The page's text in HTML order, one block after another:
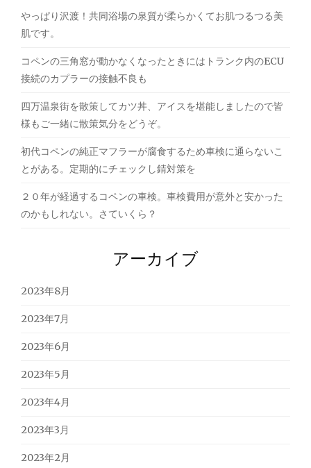
ョ
ン
やっぱり沢渡！共同浴場の泉質が柔らかくてお肌つるつる美
肌です。
コペンの三角窓が動かなくなったときにはトランク内のECU
接続のカプラーの接触不良も
四万温泉街を散策してカツ丼、アイスを堪能しましたので皆
様もご一緒に散策気分をどうぞ。
初代コペンの純正マフラーが腐食するため車検に通らないこ
とがある。定期的にチェックし錆対策を
２０年が経過するコペンの車検。車検費用が意外と安かった
のかもしれない。さていくら？
アーカイブ
2023年8月
2023年7月
2023年6月
2023年5月
2023年4月
2023年3月
2023年2月